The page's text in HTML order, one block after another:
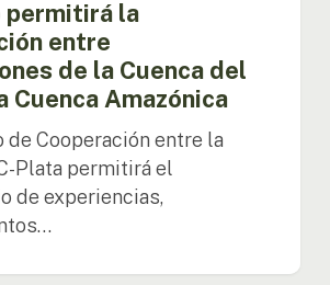
permitirá la
entre
de la Cuenca del
Cuenca Amazónica
de Cooperación entre la
Plata permitirá el
de experiencias,